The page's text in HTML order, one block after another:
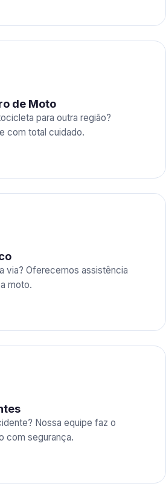
de Moto
para outra região?
com total cuidado.
via? Oferecemos assistência
moto.
Nossa equipe faz o
com segurança.